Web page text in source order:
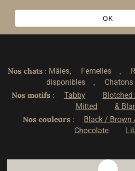
OK
Nos chats : Mâles, Femelles ,
disponibles
,
Nos motifs : Tabby Blotched
Mitted
&
Nos couleurs : Black / Brown
Chocolate